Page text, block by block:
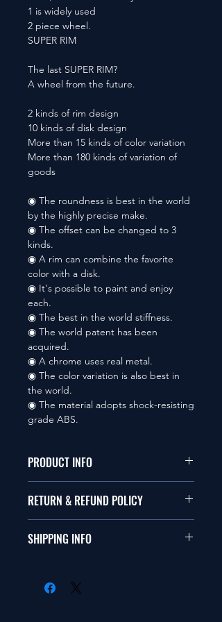
1 is widely used
2 piece wheel.
SUPER RIM
The last SUPER RIM?
A wheel from the future.
2 kinds of rim design
10 kinds of disk design
More than 15 kinds of color variation
More than 180 kinds of variation of
goods
◉ The roundness is best in the world
by the highly precise make.
◉ The offset can be changed to 3
kinds.
◉ A rim can combine the favorite
color with a disk.
◉ It's possible to paint and enjoy
each.
◉ The best in the world stiffness.
◉ The world patent has been
acquired.
◉ A chrome uses real metal.
◉ The color variation is also best in
the world.
◉ The material adopts shock-resisting
grade ABS.
PRODUCT INFO
本品は1/10サイズのラジオコント
This items fit in with 1/10 sizes of
RETURN & REFUND POLICY
商品に明らかな欠陥がないかぎり
isn't accepted in goods.
SHIPPING INFO
します。海外への出荷は入金確認